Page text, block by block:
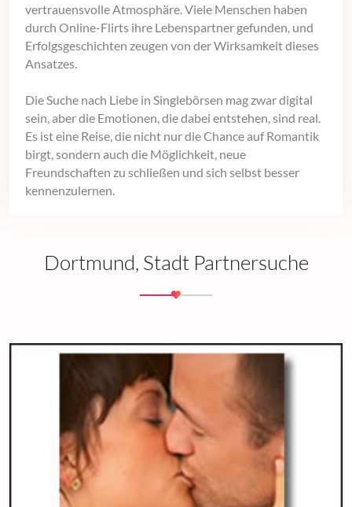
vertrauensvolle Atmosphäre. Viele Menschen haben
durch Online-Flirts ihre Lebenspartner gefunden, und
Erfolgsgeschichten zeugen von der Wirksamkeit dieses
Ansatzes.
Die Suche nach Liebe in Singlebörsen mag zwar digital
sein, aber die Emotionen, die dabei entstehen, sind real.
Es ist eine Reise, die nicht nur die Chance auf Romantik
birgt, sondern auch die Möglichkeit, neue
Freundschaften zu schließen und sich selbst besser
kennenzulernen.
Dortmund, Stadt Partnersuche